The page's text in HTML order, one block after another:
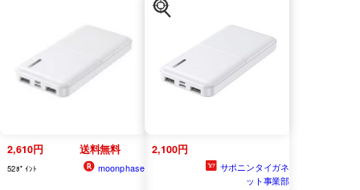
MB10000TAWH
2,610円 送料無料
52ﾎﾟｲﾝﾄ moonphase
2,100円
サポニンタイガネ
ット事業部